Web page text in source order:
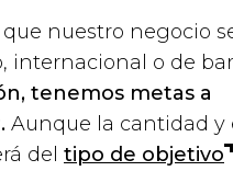
nuestro negocio
internacional o de
tenemos metas a
Aunque la cantidad y
del tipo de objetivo